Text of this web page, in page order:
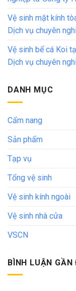
Vệ sinh mặt kính
Dịch vụ chuyên
Vệ sinh bể cá Koi
Dịch vụ chuyên
DANH MỤC
Cẩm nang
Sản phẩm
Tạp vụ
Tổng vệ sinh
Vệ sinh kính ngoài
Vệ sinh nhà cửa
VSCN
BÌNH LUẬN GẦN